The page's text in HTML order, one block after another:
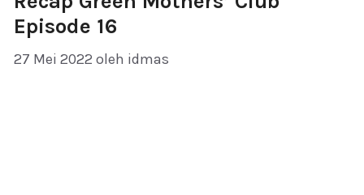
Episode 16
27 Mei 2022 oleh idmas